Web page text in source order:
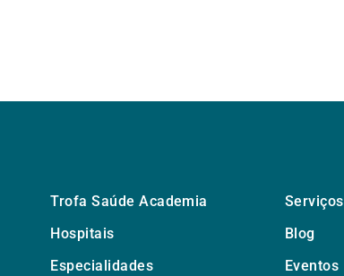
Trofa Saúde Academia
Serviços
Hospitais
Blog
Especialidades
Eventos